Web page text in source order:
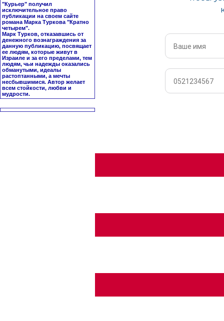
"Курьер" получил
исключительное право
публикации на своем сайте
романа Марка Туркова "Кратно
четырем".
Марк Турков, отказавшись от
денежного вознаграждения за
данную публикацию, посвящает
ее людям, которые живут в
Израиле и за его пределами, тем
людям, чьи надежды оказались
обманутыми, идеалы
растоптанными, а мечты
несбывшимися. Автор желает
всем стойкости, любви и
мудрости.